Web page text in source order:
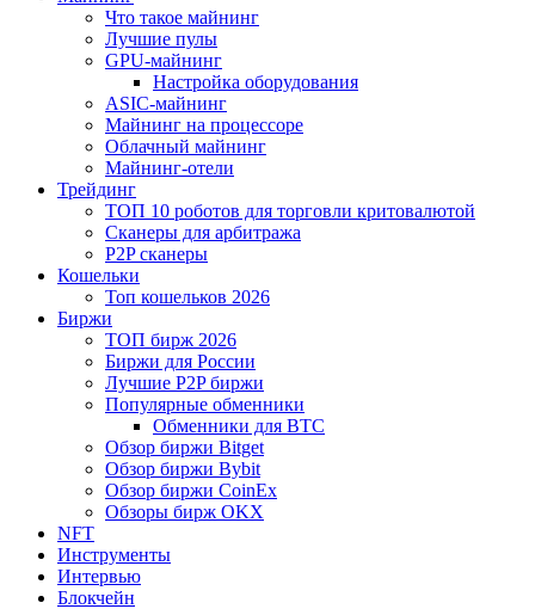
Что такое майнинг
Лучшие пулы
GPU-майнинг
Настройка оборудования
ASIC-майнинг
Майнинг на процессоре
Облачный майнинг
Майнинг-отели
Трейдинг
ТОП 10 роботов для торговли критовалютой
Сканеры для арбитража
P2P сканеры
Кошельки
Топ кошельков 2026
Биржи
ТОП бирж 2026
Биржи для России
Лучшие P2P биржи
Популярные обменники
Обменники для BTC
Обзор биржи Bitget
Обзор биржи Bybit
Обзор биржи CoinEx
Обзоры бирж OKX
NFT
Инструменты
Интервью
Блокчейн